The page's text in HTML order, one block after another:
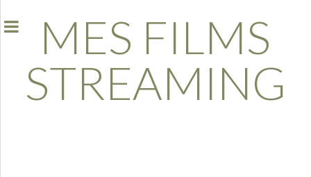
MES FILMS
STREAMING